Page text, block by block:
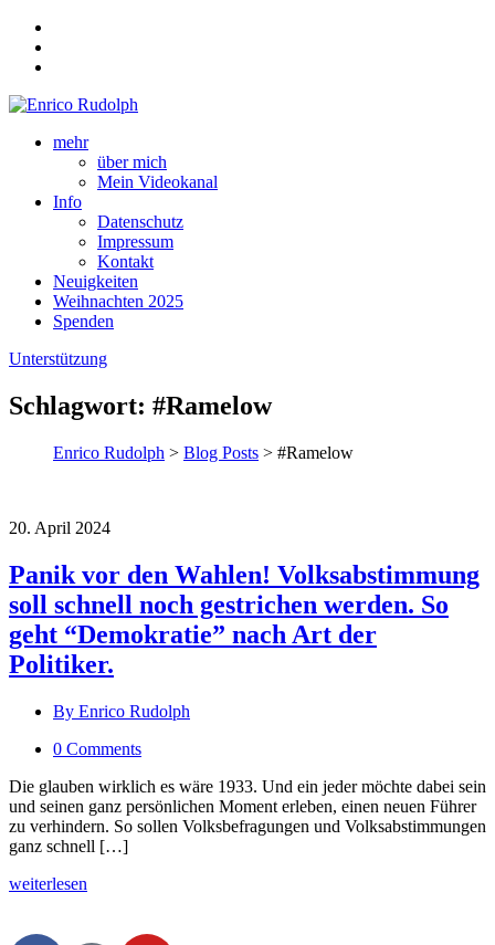
mehr
über mich
Mein Videokanal
Info
Datenschutz
Impressum
Kontakt
Neuigkeiten
Weihnachten 2025
Spenden
Unterstützung
Schlagwort: #Ramelow
Enrico Rudolph > Blog Posts > #Ramelow
20. April 2024
Panik vor den Wahlen! Volksabstimmung
soll schnell noch gestrichen werden. So
geht “Demokratie” nach Art der
Politiker.
By Enrico Rudolph
0 Comments
Die glauben wirklich es wäre 1933. Und ein jeder möchte dabei sein
und seinen ganz persönlichen Moment erleben, einen neuen Führer
zu verhindern. So sollen Volksbefragungen und Volksabstimmungen
ganz schnell […]
weiterlesen